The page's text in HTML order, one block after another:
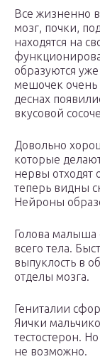
Все жизненно
мозг, почки,
находятся на
образуются
мешочек очень
деснах
вкусовой
Довольно
которые
нервы отходят
теперь видны
Нейроны
Голова малыша
всего тела.
выпуклость в
отделы мозга.
Гениталии
Яички
тестостерон.
не возможно.